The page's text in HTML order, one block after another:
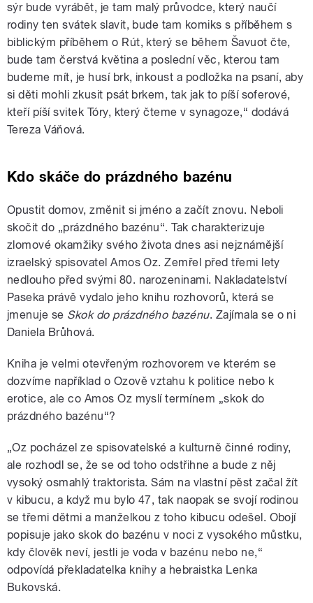
sýr bude vyrábět, je tam malý průvodce, který naučí
rodiny ten svátek slavit, bude tam komiks s příběhem s
biblickým příběhem o Rút, který se během Šavuot čte,
bude tam čerstvá květina a poslední věc, kterou tam
budeme mít, je husí brk, inkoust a podložka na psaní, aby
si děti mohli zkusit psát brkem, tak jak to píší soferové,
kteří píší svitek Tóry, který čteme v synagoze,“ dodává
Tereza Váňová.
Kdo skáče do prázdného bazénu
Opustit domov, změnit si jméno a začít znovu. Neboli
skočit do „prázdného bazénu“. Tak charakterizuje
zlomové okamžiky svého života dnes asi nejznámější
izraelský spisovatel Amos Oz. Zemřel před třemi lety
nedlouho před svými 80. narozeninami. Nakladatelství
Paseka právě vydalo jeho knihu rozhovorů, která se
jmenuje se Skok do prázdného bazénu. Zajímala se o ni
Daniela Brůhová.
Kniha je velmi otevřeným rozhovorem ve kterém se
dozvíme například o Ozově vztahu k politice nebo k
erotice, ale co Amos Oz myslí termínem „skok do
prázdného bazénu“?
„Oz pocházel ze spisovatelské a kulturně činné rodiny,
ale rozhodl se, že se od toho odstřihne a bude z něj
vysoký osmahlý traktorista. Sám na vlastní pěst začal žít
v kibucu, a když mu bylo 47, tak naopak se svojí rodinou
se třemi dětmi a manželkou z toho kibucu odešel. Obojí
popisuje jako skok do bazénu v noci z vysokého můstku,
kdy člověk neví, jestli je voda v bazénu nebo ne,“
odpovídá překladatelka knihy a hebraistka Lenka
Bukovská.